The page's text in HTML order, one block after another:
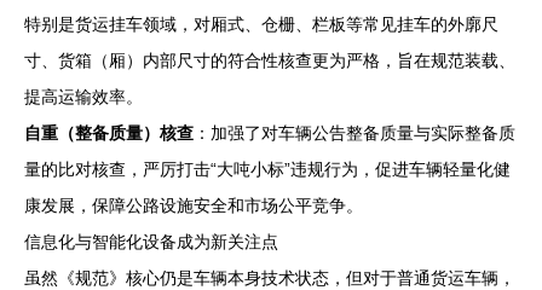
特别是货运挂车领域，对厢式、仓栅、栏板等常见挂车的外廓尺
寸、货箱（厢）内部尺寸的符合性核查更为严格，旨在规范装载、
提高运输效率。
自重（整备质量）核查 ：加强了对车辆公告整备质量与实际整备质
量的比对核查，严厉打击“大吨小标”违规行为，促进车辆轻量化健
康发展，保障公路设施安全和市场公平竞争。
信息化与智能化设备成为新关注点
虽然《规范》核心仍是车辆本身技术状态，但对于普通货运车辆，